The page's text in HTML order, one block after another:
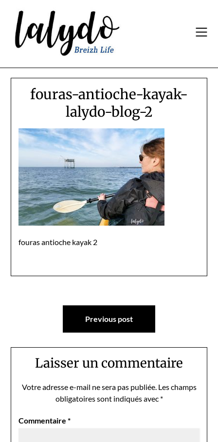
content
fouras-antioche-kayak-
lalydo-blog-2
fouras antioche kayak 2
Navigation
Previous post
Laisser un commentaire
Votre adresse e-mail ne sera pas publiée. Les champs
obligatoires sont indiqués avec *
Commentaire*